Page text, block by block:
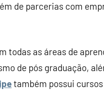
de parcerias com
todas as áreas de
de pós graduação,
também possui